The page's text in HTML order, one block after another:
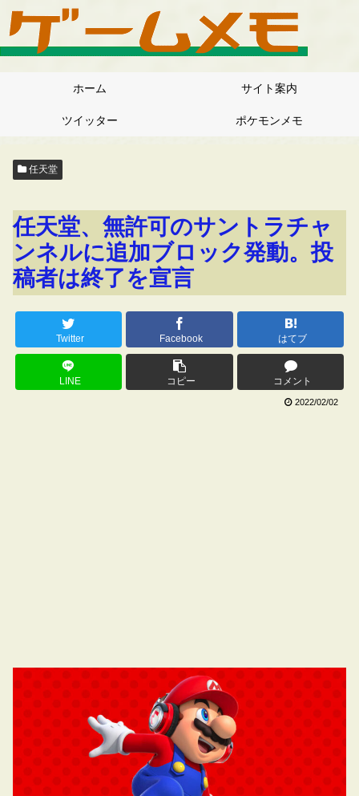
ホーム サイト案内
ツイッター ポケモンメモ
任天堂
任天堂、無許可のサントラチャ
ンネルに追加ブロック発動。投
稿者は終了を宣言
Twitter Facebook はてブ
LINE コピー コメント
2022/02/02